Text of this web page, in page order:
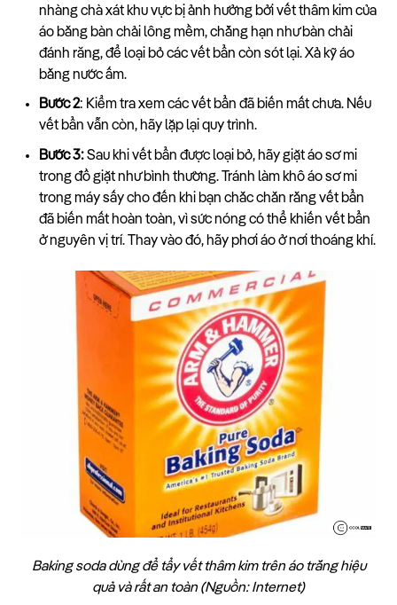
nhàng chà xát khu vực bị ảnh hưởng bởi vết thâm kim của
áo bằng bàn chải lông mềm, chẳng hạn như bàn chải
đánh răng, để loại bỏ các vết bẩn còn sót lại. Xả kỹ áo
bằng nước ấm.
Bước 2: Kiểm tra xem các vết bẩn đã biến mất chưa. Nếu
vết bẩn vẫn còn, hãy lặp lại quy trình.
Bước 3:Sau khi vết bẩn được loại bỏ, hãy giặt áo sơ mi
trong đồ giặt như bình thường. Tránh làm khô áo sơ mi
trong máy sấy cho đến khi bạn chắc chắn rằng vết bẩn
đã biến mất hoàn toàn, vì sức nóng có thể khiến vết bẩn
ở nguyên vị trí. Thay vào đó, hãy phơi áo ở nơi thoáng khí.
Baking soda dùng để tẩy vết thâm kim trên áo trắng hiệu
quả và rất an toàn (Nguồn: Internet)